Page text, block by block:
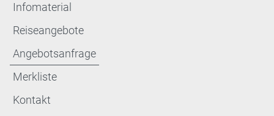
Infomaterial
Reiseangebote
Angebotsanfrage
Merkliste
Kontakt